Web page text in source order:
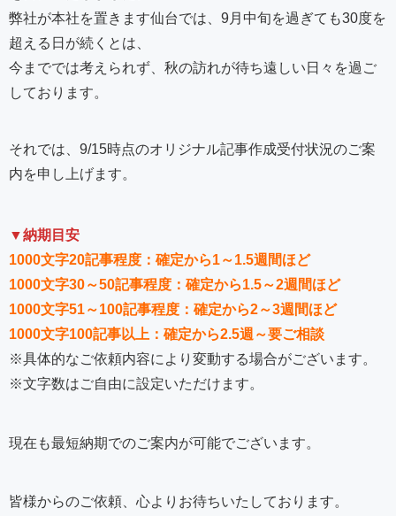
弊社が本社を置きます仙台では、9月中旬を過ぎても30度を
超える日が続くとは、
今まででは考えられず、秋の訪れが待ち遠しい日々を過ご
しております。
それでは、9/15時点のオリジナル記事作成受付状況のご案
内を申し上げます。
▼納期目安
1000文字20記事程度：確定から1～1.5週間ほど
1000文字30～50記事程度：確定から1.5～2週間ほど
1000文字51～100記事程度：確定から2～3週間ほど
1000文字100記事以上：確定から2.5週～要ご相談
※具体的なご依頼内容により変動する場合がございます。
※文字数はご自由に設定いただけます。
現在も最短納期でのご案内が可能でございます。
皆様からのご依頼、心よりお待ちいたしております。